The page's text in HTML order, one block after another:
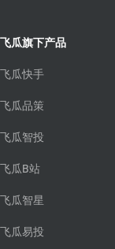
飞瓜旗下产品
飞瓜快手
飞瓜品策
飞瓜智投
飞瓜B站
飞瓜智星
飞瓜易投